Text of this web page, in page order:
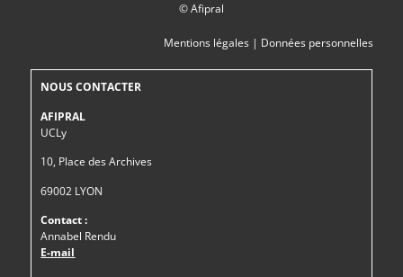
© Afipral
Mentions légales| Données personnelles
NOUS CONTACTER
AFIPRAL
UCLy
10, Place des Archives
69002 LYON
Contact :
Annabel Rendu
E-mail